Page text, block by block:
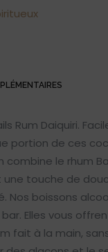
Rum Daiquiri.
portion de ces
combine le rhum
touche de
boissons
Elles vous
fait à la main,